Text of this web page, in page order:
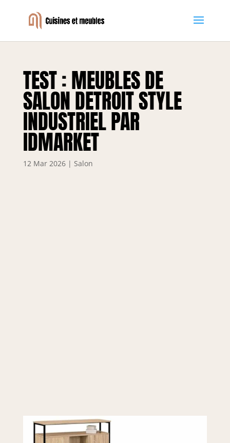
TEST : MEUBLES DE
SALON DETROIT STYLE
INDUSTRIEL PAR
IDMARKET
12 Mar 2026| Salon